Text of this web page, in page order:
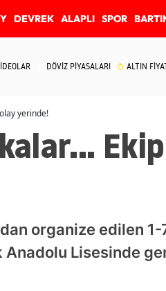
DEVREK ALAPLI SPOR
DÖVİZ PİYASALARI ALTIN
yerinde!
organize edilen 1-
Lisesinde